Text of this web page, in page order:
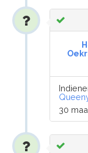
30